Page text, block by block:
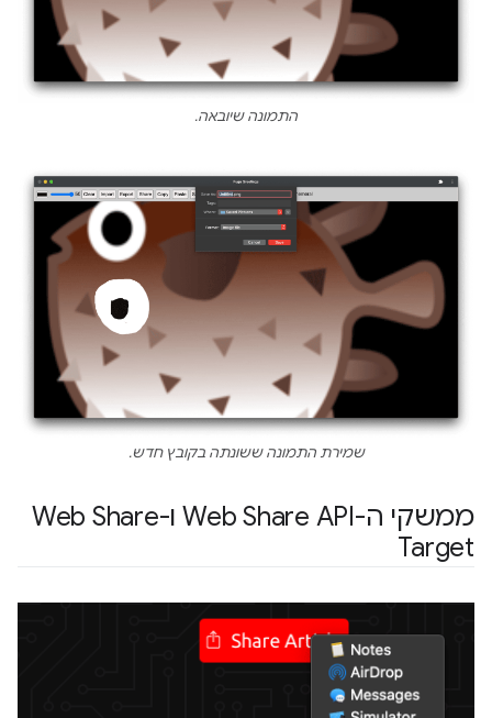
התמונה שיובאה.
שמירת התמונה ששונתה בקובץ חדש.
ממשקי ה-API‏ Web Share ו-Web Share
Target